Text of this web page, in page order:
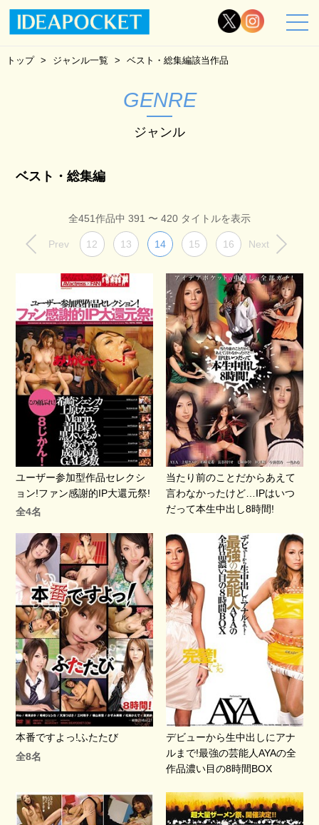
トップ ジャンル一覧 ベスト・総集編該当作品
GENRE
ジャンル
ベスト・総集編
全451作品中 391 〜 420 タイトルを表示
Prev 12 13 14 15 16 Next
ユーザー参加型作品セレクシ
ョン!ファン感謝的IP大還元祭!
全4名
当たり前のことだからあえて
言わなかったけど…IPはいつ
だって本生中出し8時間!
本番ですよっ!ふたたび
全8名
デビューから生中出しにアナ
ルまで!最強の芸能人AYAの全
作品濃い目の8時間BOX